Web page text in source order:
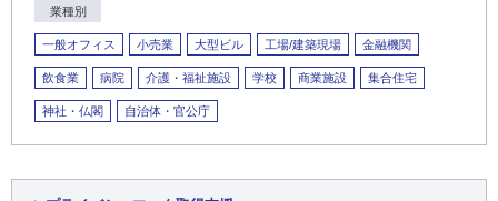
業種別
一般オフィス 小売業 大型ビル 工場/建築現場 金融機関
飲食業 病院 介護・福祉施設 学校 商業施設 集合住宅
神社・仏閣 自治体・官公庁